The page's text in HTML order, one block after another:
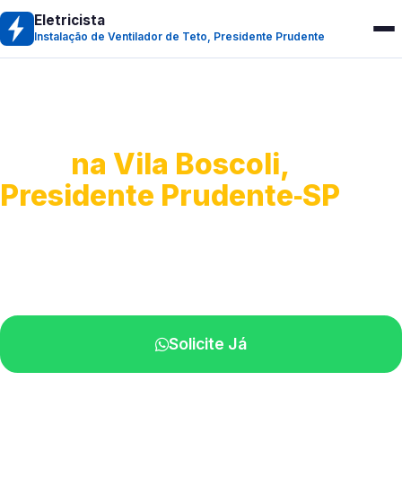
Eletricista
Instalação de Ventilador de Teto, Presidente Prudente
na Vila Boscoli,
Presidente Prudente‑SP
Solicite Já